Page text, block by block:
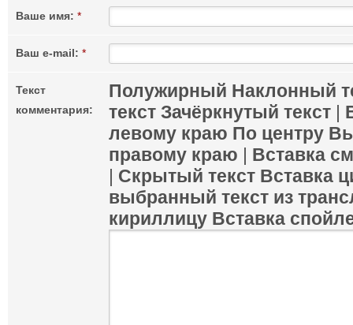
Ваше имя: *
Ваш e-mail: *
Текст
комментария:
Полужирный Наклонный
текст Зачёркнутый текст |
левому краю По центру
правому краю | Вставка
| Скрытый текст Вставка
выбранный текст из
кириллицу Вставка